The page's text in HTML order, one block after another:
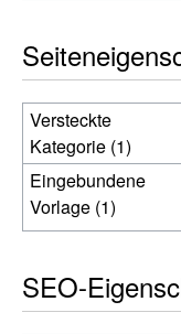
Versteckte
Kategorie (1)
Eingebundene
Vorlage (1)
SEO-